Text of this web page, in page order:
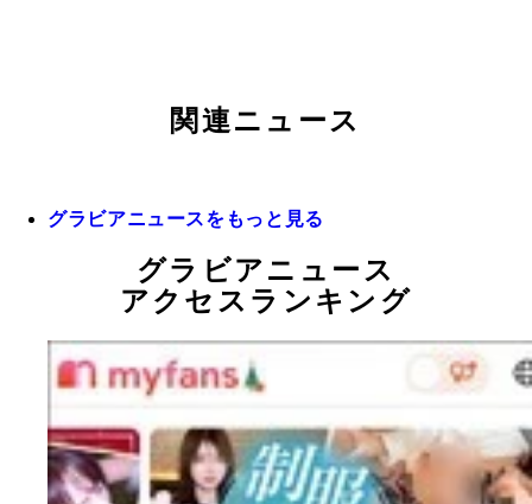
関連ニュース
グラビアニュースをもっと見る
グラビアニュース
アクセスランキング